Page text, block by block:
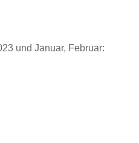
und Januar, Februar: